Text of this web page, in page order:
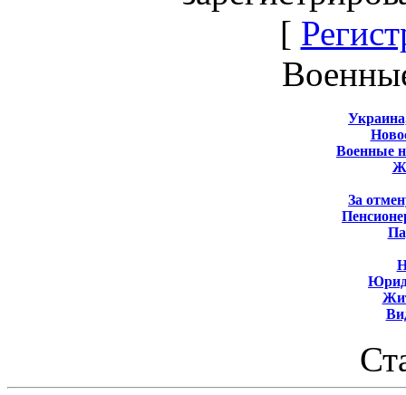
[
Военные
За